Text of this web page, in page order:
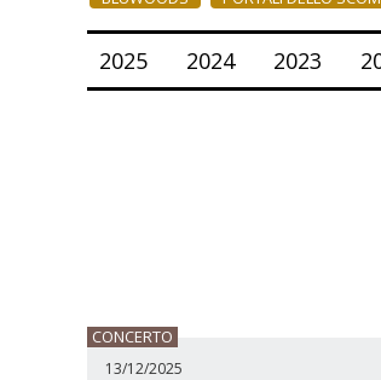
2025 2024 2023
CONCERTO
13/12/2025